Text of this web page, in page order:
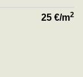
25 €/m2